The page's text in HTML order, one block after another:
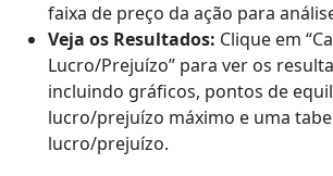
faixa de preço da ação para
Veja os Resultados: Clique em
Lucro/Prejuízo” para ver os
incluindo gráficos, pontos de
lucro/prejuízo máximo e uma
lucro/prejuízo.